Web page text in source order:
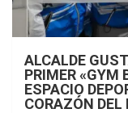
ALCALDE
PRIMER «GYM
ESPACIO
CORAZÓN